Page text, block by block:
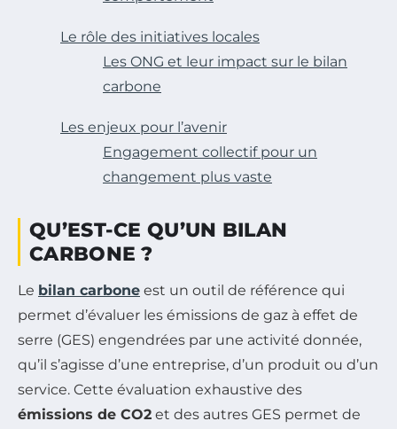
Le rôle des initiatives locales
Les ONG et leur impact sur le bilan
carbone
Les enjeux pour l’avenir
Engagement collectif pour un
changement plus vaste
QU’EST-CE QU’UN BILAN
CARBONE ?
Le bilan carbone est un outil de référence qui
permet d’évaluer les émissions de gaz à effet de
serre (GES) engendrées par une activité donnée,
qu’il s’agisse d’une entreprise, d’un produit ou d’un
service. Cette évaluation exhaustive des
émissions de CO2 et des autres GES permet de